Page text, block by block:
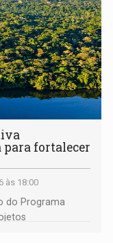
para fortalecer
às 18:00
do Programa